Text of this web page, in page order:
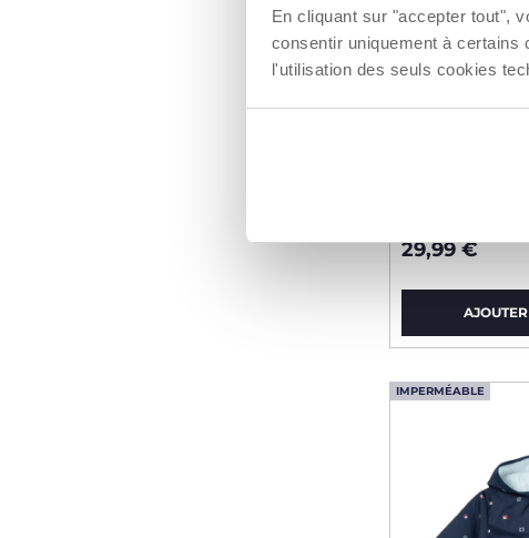
En cliquant sur "accepter tout",
consentir uniquement à
l'utilisation des seuls cookies
29,99 €
IMPERMÉABLE